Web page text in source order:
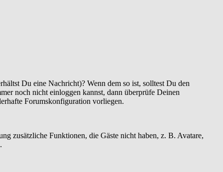
Du eine Nachricht)? Wenn dem so ist, solltest Du den
noch nicht einloggen kannst, dann überprüfe Deinen
Forumskonfiguration vorliegen.
zusätzliche Funktionen, die Gäste nicht haben, z. B. Avatare,